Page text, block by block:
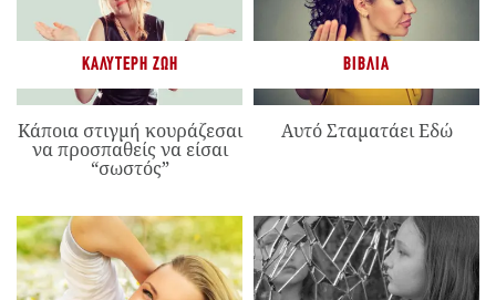
ΚΑΛΎΤΕΡΗ ΖΩΉ
Κάποια στιγμή κουράζεσαι
να προσπαθείς να είσαι
“σωστός”
ΒΙΒΛΊΑ
Αυτό Σταματάει Εδώ